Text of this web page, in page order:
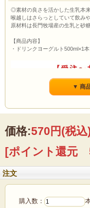
◎素材の良さを活かした生乳本
喉越しはさらっとしていて飲み
原材料は長門牧場産の生乳と砂糖
【商品内容】
・ドリンクヨーグルト500ml×1本
▼ 商
価格:570円(税込
[ポイント還元
注文
購入数：